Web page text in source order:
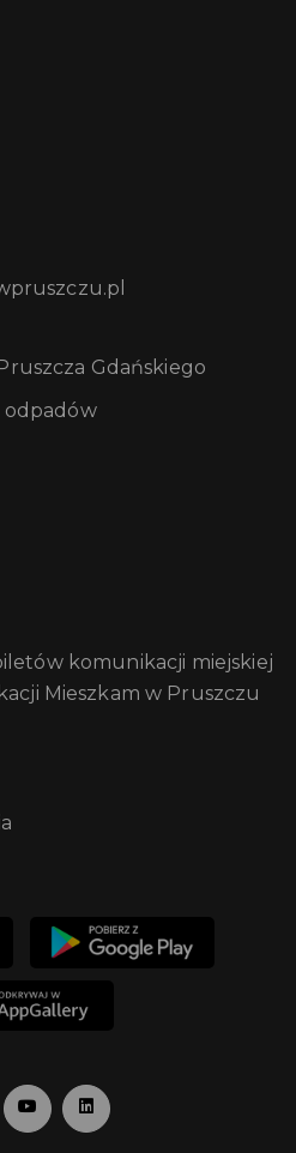
Gdańskiego
odpadów
komunikacji miejskiej
Mieszkam w Pruszczu